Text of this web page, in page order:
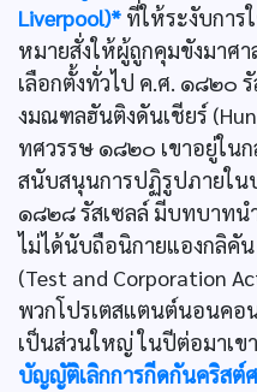
Liverpool)* ที่ให้ระงับการ
หมายสั่งให้ผู้ถูกคุมขังมาศา
เลือกตั้งทั่วไป ค.ศ. ๑๘๒๐
งมณฑลฮันติงดันเชียร์
ทศวรรษ ๑๘๒๐ เขาอยู่ใน
สนับสนุนการปฏิรูปภายใน
๑๘๒๘ รัสเซลล์ มีบทบาทน
ไม่ได้นับถือนิกายแองกลิคัน
(Test and Corporation
พวกโปรเตสแตนต์นอนคอ
เป็นส่วนใหญ่ ในปีต่อมาเข
บัญญัติเลิกการกีดกันคริสต์